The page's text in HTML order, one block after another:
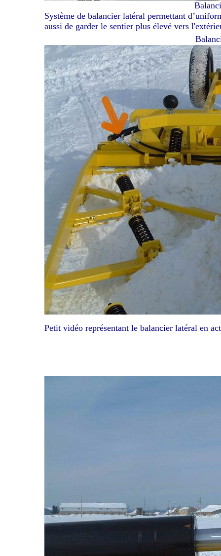
Système de balancier latéral permettant
aussi de garder le sentier plus élevé vers
Petit vidéo représentant le balancier latéral en